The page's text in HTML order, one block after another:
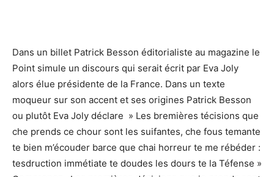
Dans un billet Patrick Besson éditorialiste au magazine le
Point simule un discours qui serait écrit par Eva Joly
alors élue présidente de la France. Dans un texte
moqueur sur son accent et ses origines Patrick Besson
ou plutôt Eva Joly déclare » Les bremières técisions que
che prends ce chour sont les suifantes, che fous temante
te bien m’écouder barce que chai horreur te me rébéder :
tesdruction immétiate te doudes les dours te la Téfense »